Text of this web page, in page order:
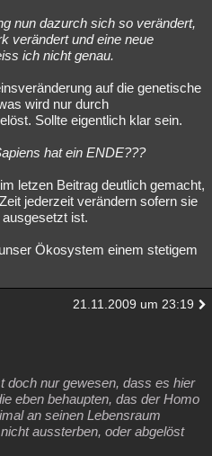
nun dazurch sich so verändert,
verändert und eine neue
ich nicht genau.
auf die genetische
wird nur durch
Sollte eigentlich klar sein.
hat ein ENDE???
letzen Beitrag deutlich gemacht,
jederzeit verändern sofern sie
ist.
Ökosystem einem stetigem
21.11.2009 um 23:19
doch nur gewesen, dass es hier
eben behaupten, das der Homo
an seinen Lebensraum
aussterben, oder abgelöst